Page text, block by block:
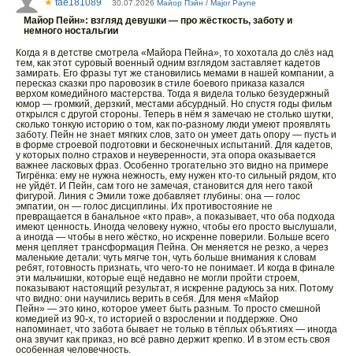
★ tae181089 30.07.2026 Майор Пэйн / Major Payne
Майор Пейн»: взгляд девушки — про жёсткость, заботу и
немного ностальгии
Когда я в детстве смотрела «Майора Пейна», то хохотала до слёз над
тем, как этот суровый военный одним взглядом заставляет кадетов
замирать. Его фразы тут же становились мемами в нашей компании, а
пересказ сказки про паровозик в стиле боевого приказа казался
верхом комедийного мастерства. Тогда я видела только безудержный
юмор — громкий, дерзкий, местами абсурдный. Но спустя годы фильм
открылся с другой стороны. Теперь в нём я замечаю не столько шутки,
сколько тонкую историю о том, как по‑разному люди умеют проявлять
заботу. Пейн не знает мягких слов, зато он умеет дать опору — пусть и
в форме строевой подготовки и бесконечных испытаний. Для кадетов,
у которых полно страхов и неуверенности, эта опора оказывается
важнее ласковых фраз. Особенно трогательно это видно на примере
Тигрёнка: ему не нужна нежность, ему нужен кто‑то сильный рядом, кто
не уйдёт. И Пейн, сам того не замечая, становится для него такой
фигурой. Линия с Эмили тоже добавляет глубины: она — голос
эмпатии, он — голос дисциплины. Их противостояние не
превращается в банальное «кто прав», а показывает, что оба подхода
имеют ценность. Иногда человеку нужно, чтобы его просто выслушали,
а иногда — чтобы в него жёстко, но искренне поверили. Больше всего
меня цепляет трансформация Пейна. Он меняется не резко, а через
маленькие детали: чуть мягче тон, чуть больше внимания к словам
ребят, готовность признать, что чего‑то не понимает. И когда в финале
эти мальчишки, которые ещё недавно не могли пройти строем,
показывают настоящий результат, я искренне радуюсь за них. Потому
что видно: они научились верить в себя. Для меня «Майор
Пейн» — это кино, которое умеет быть разным. То просто смешной
комедией из 90‑х, то историей о взрослении и поддержке. Оно
напоминает, что забота бывает не только в тёплых объятиях — иногда
она звучит как приказ, но всё равно держит крепко. И в этом есть своя
особенная человечность.